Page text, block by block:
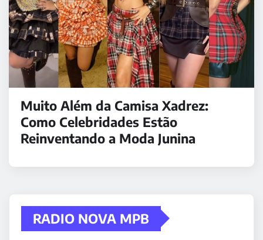
Muito Além da Camisa Xadrez:
Como Celebridades Estão
Reinventando a Moda Junina
RADIO NOVA MPB